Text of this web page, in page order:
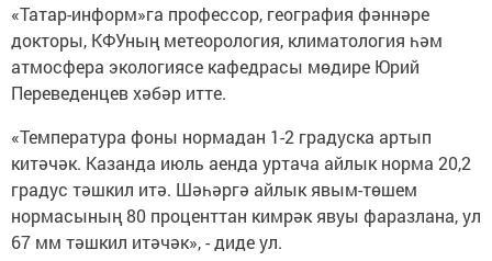
«Татар-информ»га профессор, география фәннәре
докторы, КФУның метеорология, климатология һәм
атмосфера экологиясе кафедрасы мөдире Юрий
Переведенцев хәбәр итте.
«Температура фоны нормадан 1-2 градуска артып
китәчәк. Казанда июль аенда уртача айлык норма 20,2
градус тәшкил итә. Шәһәргә айлык явым-төшем
нормасының 80 проценттан кимрәк явуы фаразлана, ул
67 мм тәшкил итәчәк», - диде ул.